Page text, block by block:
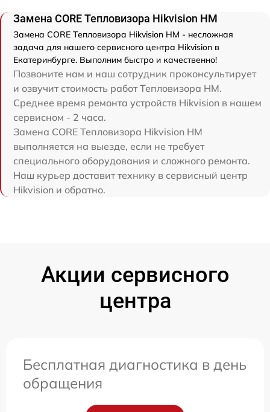
Замена CORE Тепловизора Hikvision HM
Замена CORE Тепловизора Hikvision HM - несложная
задача для нашего сервисного центра Hikvision в
Екатеринбурге. Выполним быстро и качественно!
Позвоните нам и наш сотрудник проконсультирует
и озвучит стоимость работ Тепловизора HM.
Среднее время ремонта устройств Hikvision в нашем
сервисном - 2 часа.
Замена CORE Тепловизора Hikvision HM
выполняется на выезде, если не требует
специального оборудования и сложного ремонта.
Наш курьер доставит технику в сервисный центр
Hikvision и обратно.
Акции сервисного
центра
Бесплатная диагностика в день
обращения